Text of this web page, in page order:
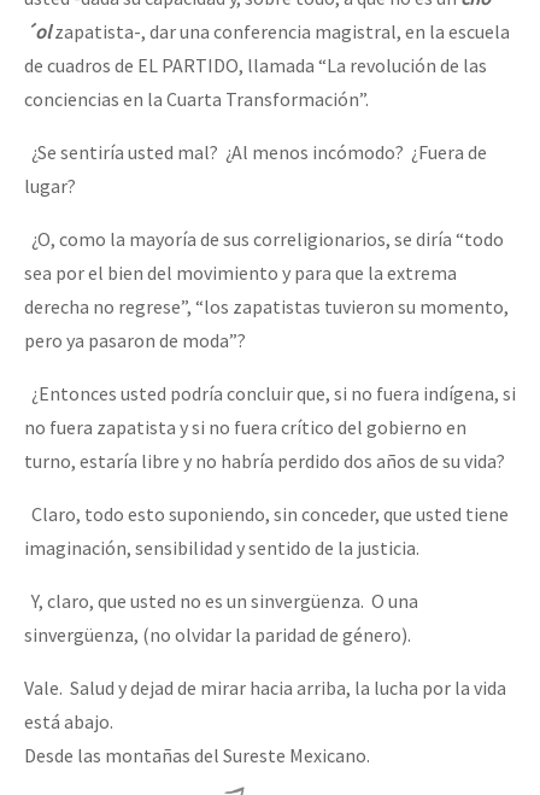
´olzapatista-, dar una conferencia magistral, en la escuela
de cuadros de EL PARTIDO, llamada “La revolución de las
conciencias en la Cuarta Transformación”.
¿Se sentiría usted mal? ¿Al menos incómodo? ¿Fuera de
lugar?
¿O, como la mayoría de sus correligionarios, se diría “todo
sea por el bien del movimiento y para que la extrema
derecha no regrese”, “los zapatistas tuvieron su momento,
pero ya pasaron de moda”?
¿Entonces usted podría concluir que, si no fuera indígena, si
no fuera zapatista y si no fuera crítico del gobierno en
turno, estaría libre y no habría perdido dos años de su vida?
Claro, todo esto suponiendo, sin conceder, que usted tiene
imaginación, sensibilidad y sentido de la justicia.
Y, claro, que usted no es un sinvergüenza. O una
sinvergüenza, (no olvidar la paridad de género).
Vale. Salud y dejad de mirar hacia arriba, la lucha por la vida
está abajo.
Desde las montañas del Sureste Mexicano.